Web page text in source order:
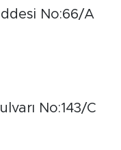
No:66/A
No:143/C